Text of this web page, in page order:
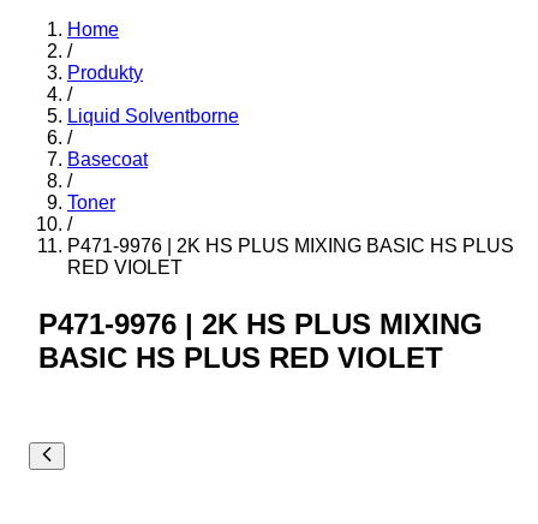
Home
/
Produkty
/
Liquid Solventborne
/
Basecoat
/
Toner
/
P471-9976 | 2K HS PLUS MIXING BASIC HS PLUS
RED VIOLET
P471-9976 | 2K HS PLUS MIXING
BASIC HS PLUS RED VIOLET